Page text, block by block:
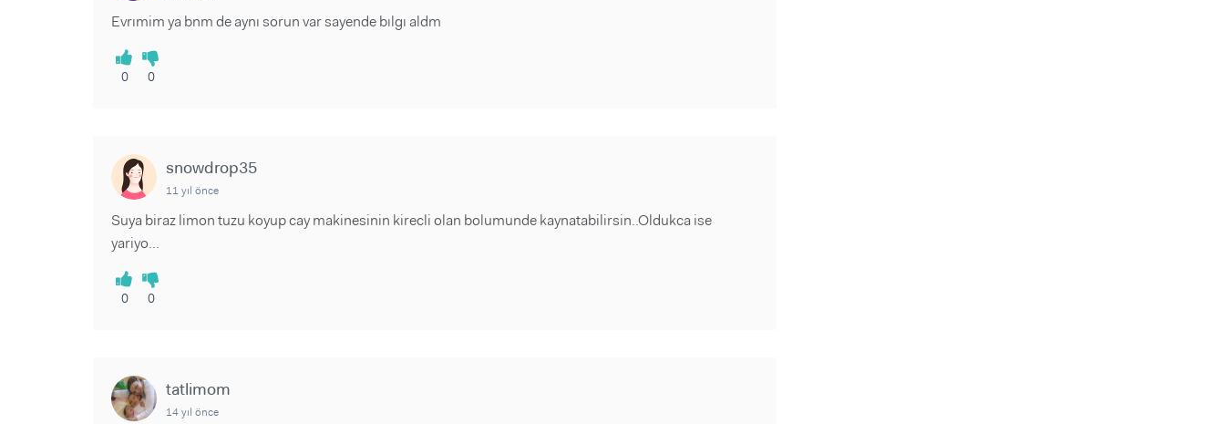
Evrımim ya bnm de aynı sorun var sayende bılgı aldm
0 0
snowdrop35
11 yıl önce
Suya biraz limon tuzu koyup cay makinesinin kirecli olan bolumunde kaynatabilirsin..Oldukca ise
yariyo...
0 0
tatlimom
14 yıl önce